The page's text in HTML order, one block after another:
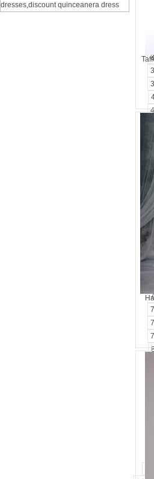
dresses,discount quinceanera dress